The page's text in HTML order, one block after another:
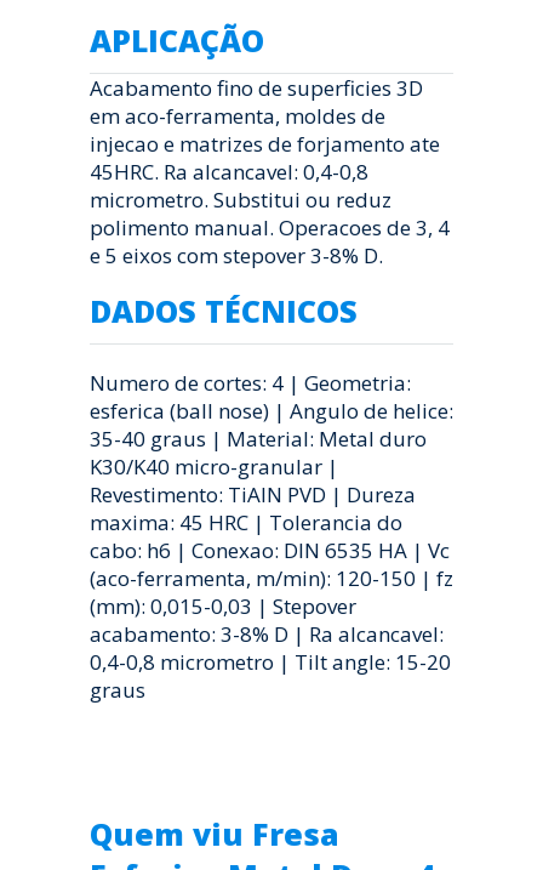
APLICAÇÃO
Acabamento fino de superficies 3D
em aco-ferramenta, moldes de
injecao e matrizes de forjamento ate
45HRC. Ra alcancavel: 0,4-0,8
micrometro. Substitui ou reduz
polimento manual. Operacoes de 3, 4
e 5 eixos com stepover 3-8% D.
DADOS TÉCNICOS
Numero de cortes: 4 | Geometria:
esferica (ball nose) | Angulo de helice:
35-40 graus | Material: Metal duro
K30/K40 micro-granular |
Revestimento: TiAlN PVD | Dureza
maxima: 45 HRC | Tolerancia do
cabo: h6 | Conexao: DIN 6535 HA | Vc
(aco-ferramenta, m/min): 120-150 | fz
(mm): 0,015-0,03 | Stepover
acabamento: 3-8% D | Ra alcancavel:
0,4-0,8 micrometro | Tilt angle: 15-20
graus
Quem viu Fresa